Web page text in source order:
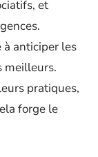
et
à anticiper les
meilleurs.
pratiques,
forge le